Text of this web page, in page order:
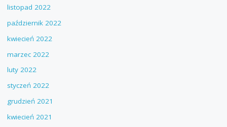
listopad 2022
październik 2022
kwiecień 2022
marzec 2022
luty 2022
styczeń 2022
grudzień 2021
kwiecień 2021